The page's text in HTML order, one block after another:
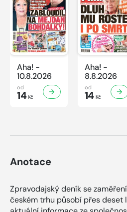
Aha! -
10.8.2026
od
14Kč
Aha! -
8.8.2026
od
14Kč
Anotace
Zpravodajský deník se
českém trhu působí přes deset